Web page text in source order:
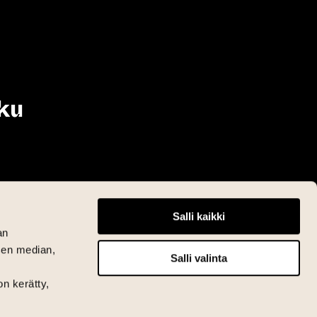
median,
kerätty,
Salli kaikki
Salli valinta